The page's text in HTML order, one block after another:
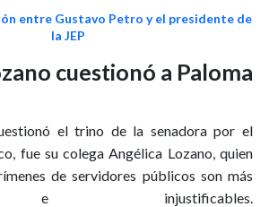
entre Gustavo Petro y el presidente de
la JEP
cuestionó a Paloma
el trino de la senadora por el
fue su colega Angélica Lozano, quien
de servidores públicos son más
injustificables.